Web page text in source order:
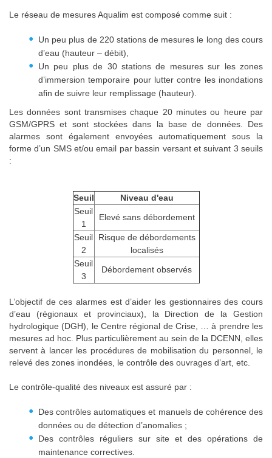
Le réseau de mesures Aqualim est composé comme suit :
Un peu plus de 220 stations de mesures le long des cours
d’eau (hauteur – débit),
Un peu plus de 30 stations de mesures sur les zones
d’immersion temporaire pour lutter contre les inondations
afin de suivre leur remplissage (hauteur).
Les données sont transmises chaque 20 minutes ou heure par
GSM/GPRS et sont stockées dans la base de données. Des
alarmes sont également envoyées automatiquement sous la
forme d’un SMS et/ou email par bassin versant et suivant 3 seuils
:
Seuil
Niveau d'eau
Seuil
1
Elevé sans débordement
Seuil
2
Risque de débordements
localisés
Seuil
3
Débordement observés
L’objectif de ces alarmes est d’aider les gestionnaires des cours
d’eau (régionaux et provinciaux), la Direction de la Gestion
hydrologique (DGH), le Centre régional de Crise, … à prendre les
mesures ad hoc. Plus particulièrement au sein de la DCENN, elles
servent à lancer les procédures de mobilisation du personnel, le
relevé des zones inondées, le contrôle des ouvrages d’art, etc.
Le contrôle-qualité des niveaux est assuré par :
Des contrôles automatiques et manuels de cohérence des
données ou de détection d’anomalies ;
Des contrôles réguliers sur site et des opérations de
maintenance correctives.